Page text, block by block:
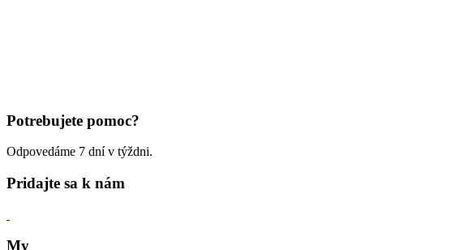
Potrebujete pomoc?
Odpovedáme 7 dní v týždni.
Pridajte sa k nám
My